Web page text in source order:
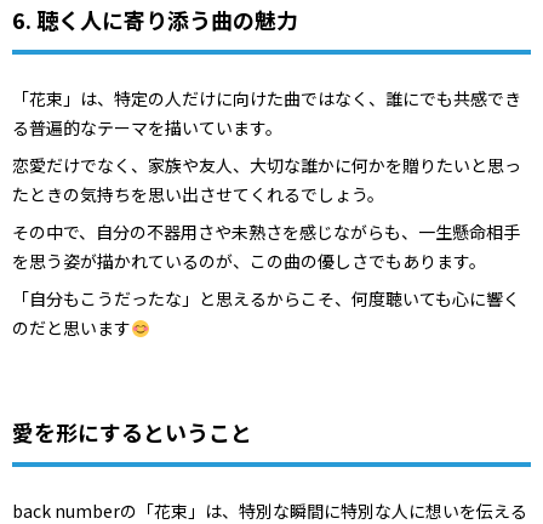
6. 聴く人に寄り添う曲の魅力
「花束」は、特定の人だけに向けた曲ではなく、誰にでも共感でき
る普遍的なテーマを描いています。
恋愛だけでなく、家族や友人、大切な誰かに何かを贈りたいと思っ
たときの気持ちを思い出させてくれるでしょう。
その中で、自分の不器用さや未熟さを感じながらも、一生懸命相手
を思う姿が描かれているのが、この曲の優しさでもあります。
「自分もこうだったな」と思えるからこそ、何度聴いても心に響く
のだと思います
愛を形にするということ
back numberの「花束」は、特別な瞬間に特別な人に想いを伝える